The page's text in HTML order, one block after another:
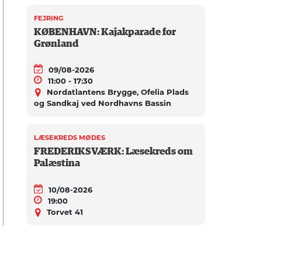
FEJRING
KØBENHAVN: Kajakparade for
Grønland
09/08-2026
11:00 - 17:30
Nordatlantens Brygge, Ofelia Plads
og Sandkaj ved Nordhavns Bassin
LÆSEKREDS MØDES
FREDERIKSVÆRK: Læsekreds om
Palæstina
10/08-2026
19:00
Torvet 41